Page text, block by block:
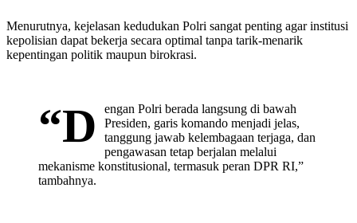
Menurutnya, kejelasan kedudukan Polri sangat penting agar institusi
kepolisian dapat bekerja secara optimal tanpa tarik-menarik
kepentingan politik maupun birokrasi.
“D
engan Polri berada langsung di bawah
Presiden, garis komando menjadi jelas,
tanggung jawab kelembagaan terjaga, dan
pengawasan tetap berjalan melalui
mekanisme konstitusional, termasuk peran DPR RI,”
tambahnya.